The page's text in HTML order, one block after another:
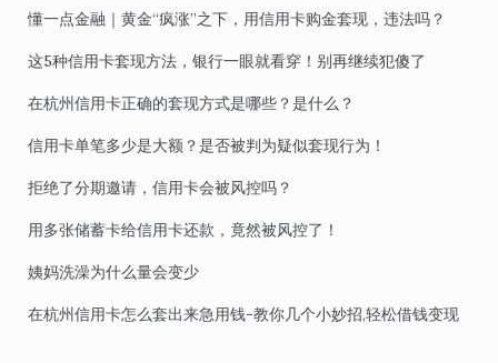
懂一点金融｜黄金“疯涨”之下，用信用卡购金套现，违法吗？
这5种信用卡套现方法，银行一眼就看穿！别再继续犯傻了
在杭州信用卡正确的套现方式是哪些？是什么？
信用卡单笔多少是大额？是否被判为疑似套现行为！
拒绝了分期邀请，信用卡会被风控吗？
用多张储蓄卡给信用卡还款，竟然被风控了！
姨妈洗澡为什么量会变少
在杭州信用卡怎么套出来急用钱-教你几个小妙招,轻松借钱变现